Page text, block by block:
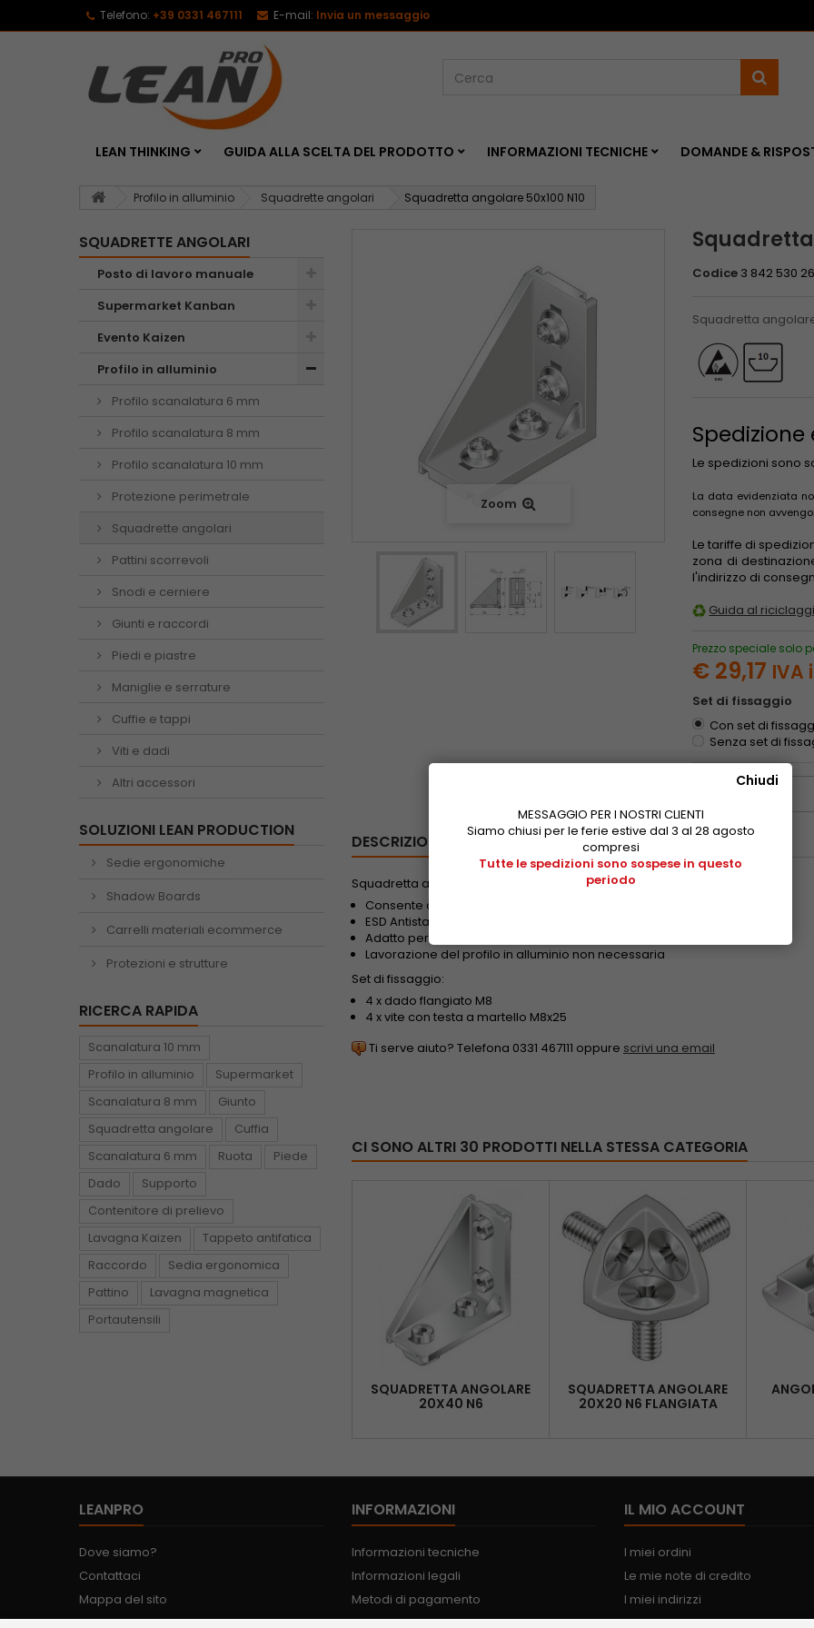
Chiudi
MESSAGGIO PER I NOSTRI CLIENTI
Siamo chiusi per le ferie estive dal 3 al 28 agosto
compresi
Tutte le spedizioni sono sospese in questo
periodo
Telefono: +39 0331 467111 E-mail: Invia un messaggio
LEAN THINKING GUIDA ALLA SCELTA DEL PRODOTTO INFORMAZIONI TECNICHE DOMANDE &
Profilo in alluminio Squadrette angolari Squadretta angolare 50x100 N10
SQUADRETTE ANGOLARI
Posto di lavoro manuale
Supermarket Kanban
Evento Kaizen
Profilo in alluminio
Profilo scanalatura 6 mm
Profilo scanalatura 8 mm
Profilo scanalatura 10 mm
Protezione perimetrale
Squadrette angolari
Pattini scorrevoli
Snodi e cerniere
Giunti e raccordi
Piedi e piastre
Maniglie e serrature
Cuffie e tappi
Viti e dadi
Altri accessori
SOLUZIONI LEAN PRODUCTION
Sedie ergonomiche
Shadow Boards
Carrelli materiali ecommerce
Protezioni e strutture
RICERCA RAPIDA
Scanalatura 10 mm
Profilo in alluminio
Supermarket
Scanalatura 8 mm
Giunto
Squadretta angolare
Cuffia
Scanalatura 6 mm
Ruota
Piede
Dado
Supporto
Contenitore di prelievo
Lavagna Kaizen
Tappeto antifatica
Raccordo
Sedia ergonomica
Pattino
Lavagna magnetica
Portautensili
Zoom
Squadretta
Codice 3 842 530
Squadretta
Le spedizioni sono
La data evidenziata
consegne non
Le tariffe di
zona di
l'indirizzo di
Guida al
Prezzo speciale solo
€ 29,17 IVA
Set di fissaggio
Con set di
Senza set di
DESCRIZIONE SCHEDA TECNICA DOWNLOAD
Squadretta angolare 50x100 mm per profili con scanalatura da 10 mm.
Consente di unire due profili perpendicolarmente
ESD Antistatico
Adatto per telai, porte, protezioni e pareti divisorie
Lavorazione del profilo in alluminio non necessaria
Set di fissaggio:
4 x dado flangiato M8
4 x vite con testa a martello M8x25
Ti serve aiuto? Telefona 0331 467111 oppure scrivi una email
CI SONO ALTRI 30 PRODOTTI NELLA STESSA CATEGORIA
SQUADRETTA ANGOLARE
20X40 N6
SQUADRETTA ANGOLARE
20X20 N6 FLANGIATA
LEANPRO
Dove siamo?
Contattaci
Mappa del sito
INFORMAZIONI
Informazioni tecniche
Informazioni legali
Metodi di pagamento
Spedizione e consegna
IL MIO ACCOUNT
I miei ordini
Le mie note di credito
I miei indirizzi
Le mie informazioni personali